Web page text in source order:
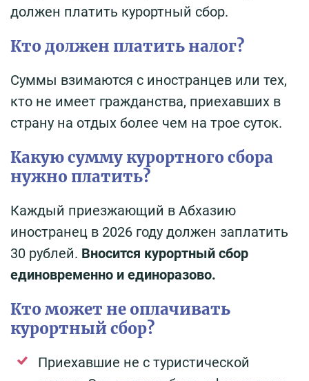
должен платить курортный сбор.
Кто должен платить налог?
Суммы взимаются с иностранцев или тех,
кто не имеет гражданства, приехавших в
страну на отдых более чем на трое суток.
Какую сумму курортного сбора
нужно платить?
Каждый приезжающий в Абхазию
иностранец в 2026 году должен заплатить
30 рублей. Вносится курортный сбор
единовременно и единоразово.
Кто может не оплачивать
курортный сбор?
Приехавшие не с туристической